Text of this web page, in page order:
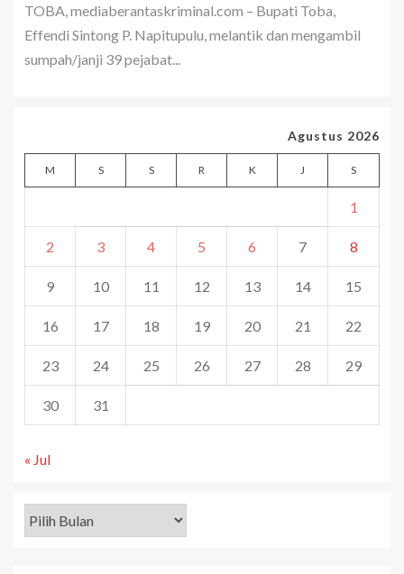
TOBA, mediaberantaskriminal.com – Bupati Toba,
Effendi Sintong P. Napitupulu, melantik dan mengambil
sumpah/janji 39 pejabat...
Agustus 2026
M S S R K J S
1
2 3 4 5 6 7 8
9 10 11 12 13 14 15
16 17 18 19 20 21 22
23 24 25 26 27 28 29
30 31
« Jul